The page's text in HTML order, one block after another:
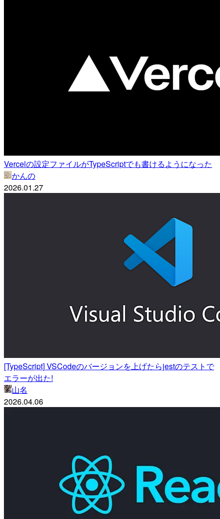
Vercelの設定ファイルがTypeScriptでも書けるようになった
かんの
2026.01.27
[TypeScript] VSCodeのバージョンを上げたらjestのテストで
エラーが出た!
山名
2026.04.06